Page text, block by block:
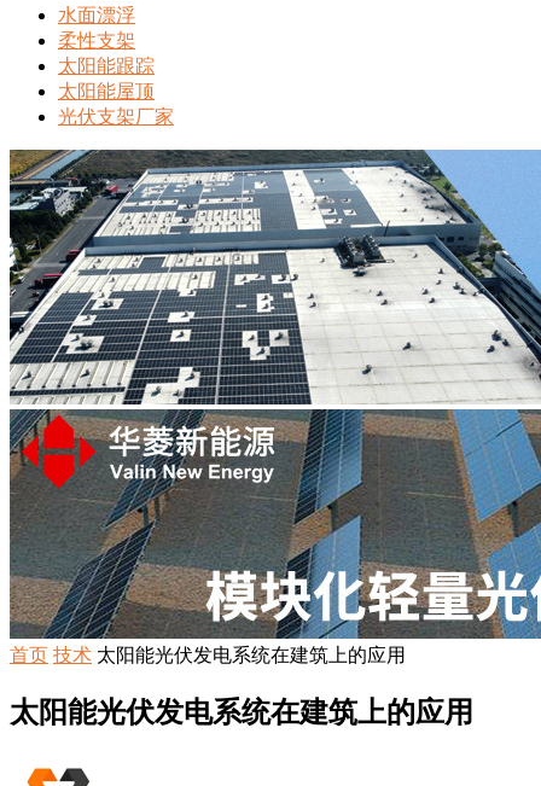
水面漂浮
柔性支架
太阳能跟踪
太阳能屋顶
光伏支架厂家
首页 技术 太阳能光伏发电系统在建筑上的应用
太阳能光伏发电系统在建筑上的应用